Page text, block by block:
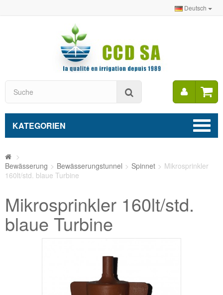
Deutsch
Mein
Konto
KATEGORIEN
>
Bewässerung > Bewässerungstunnel > Spinnet > Mikrosprinkler
160lt/std. blaue Turbine
Mikrosprinkler 160lt/std.
blaue Turbine